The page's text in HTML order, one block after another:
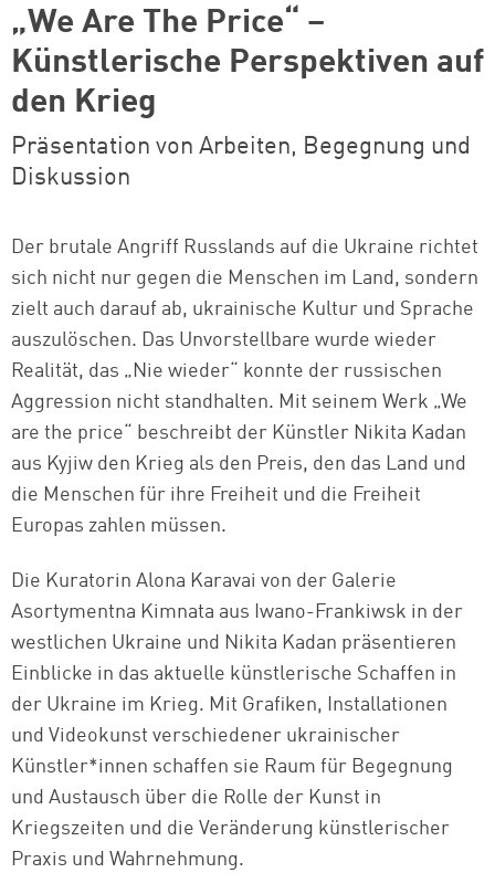
„We Are The Price“ –
Künstlerische Perspektiven auf
den Krieg
Präsentation von Arbeiten, Begegnung und
Diskussion
Der brutale Angriff Russlands auf die Ukraine richtet
sich nicht nur gegen die Menschen im Land, sondern
zielt auch darauf ab, ukrainische Kultur und Sprache
auszulöschen. Das Unvorstellbare wurde wieder
Realität, das „Nie wieder“ konnte der russischen
Aggression nicht standhalten. Mit seinem Werk „We
are the price“ beschreibt der Künstler Nikita Kadan
aus Kyjiw den Krieg als den Preis, den das Land und
die Menschen für ihre Freiheit und die Freiheit
Europas zahlen müssen.
Die Kuratorin Alona Karavai von der Galerie
Asortymentna Kimnata aus Iwano-Frankiwsk in der
westlichen Ukraine und Nikita Kadan präsentieren
Einblicke in das aktuelle künstlerische Schaffen in
der Ukraine im Krieg. Mit Grafiken, Installationen
und Videokunst verschiedener ukrainischer
Künstler*innen schaffen sie Raum für Begegnung
und Austausch über die Rolle der Kunst in
Kriegszeiten und die Veränderung künstlerischer
Praxis und Wahrnehmung.